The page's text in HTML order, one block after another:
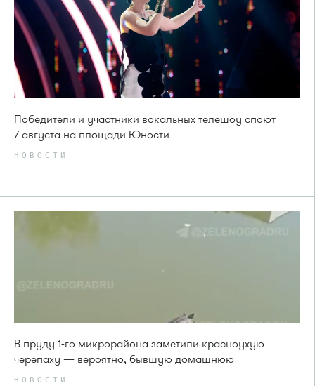
Победители и участники вокальных телешоу споют
7 августа на площади Юности
НОВОСТИ
В пруду 1-го микрорайона заметили красноухую
черепаху — вероятно, бывшую домашнюю
НОВОСТИ